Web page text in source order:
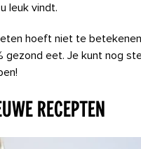
leuk vindt.
hoeft niet te
gezond eet. Je kunt nog
recepten